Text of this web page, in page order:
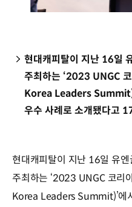
현대캐피탈이 지난 16일
주최하는 ‘2023 UNGC
Korea Leaders
우수 사례로 소개됐다고
현대캐피탈이 지난 16일 유
주최하는 ‘2023 UNGC 코리
Korea Leaders Summit)’에